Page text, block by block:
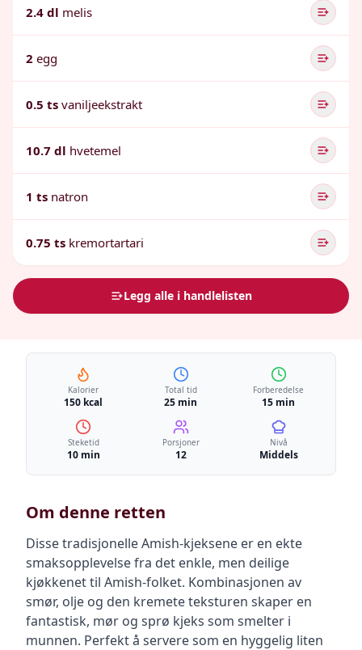
2.4 dl melis
2 egg
0.5 ts vaniljeekstrakt
10.7 dl hvetemel
1 ts natron
0.75 ts kremortartari
Legg alle i handlelisten
Kalorier
150 kcal
Total tid
25 min
Forberedelse
15 min
Steketid
10 min
Porsjoner
12
Nivå
Middels
Om denne retten
Disse tradisjonelle Amish-kjeksene er en ekte
smaksopplevelse fra det enkle, men deilige
kjøkkenet til Amish-folket. Kombinasjonen av
smør, olje og den kremete teksturen skaper en
fantastisk, mør og sprø kjeks som smelter i
munnen. Perfekt å servere som en hyggelig liten